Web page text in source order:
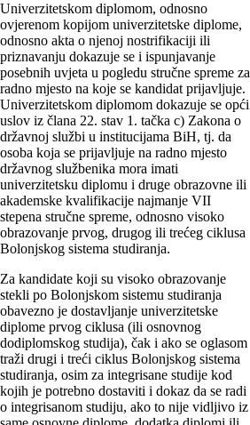
Univerzitetskom diplomom, odnosno
ovjerenom kopijom univerzitetske diplome,
odnosno akta o njenoj nostrifikaciji ili
priznavanju dokazuje se i ispunjavanje
posebnih uvjeta u pogledu stručne spreme za
radno mjesto na koje se kandidat prijavljuje.
Univerzitetskom diplomom dokazuje se opći
uslov iz člana 22. stav 1. tačka c) Zakona o
državnoj službi u institucijama BiH, tj. da
osoba koja se prijavljuje na radno mjesto
državnog službenika mora imati
univerzitetsku diplomu i druge obrazovne ili
akademske kvalifikacije najmanje VII
stepena stručne spreme, odnosno visoko
obrazovanje prvog, drugog ili trećeg ciklusa
Bolonjskog sistema studiranja.
Za kandidate koji su visoko obrazovanje
stekli po Bolonjskom sistemu studiranja
obavezno je dostavljanje univerzitetske
diplome prvog ciklusa (ili osnovnog
dodiplomskog studija), čak i ako se oglasom
traži drugi i treći ciklus Bolonjskog sistema
studiranja, osim za integrisane studije kod
kojih je potrebno dostaviti i dokaz da se radi
o integrisanom studiju, ako to nije vidljivo iz